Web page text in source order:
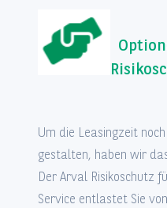
Um die Leasingzeit
gestalten, haben wir
Der Arval Risikoschutz
Service entlastet Sie